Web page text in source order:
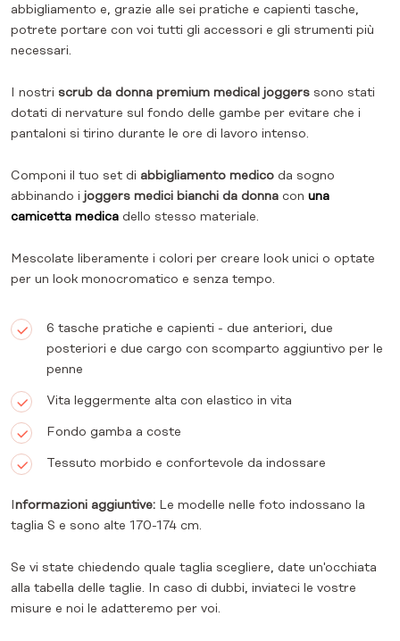
abbigliamento e, grazie alle sei pratiche e capienti tasche,
potrete portare con voi tutti gli accessori e gli strumenti più
necessari.
I nostri scrub da donna premium medical joggers sono stati
dotati di nervature sul fondo delle gambe per evitare che i
pantaloni si tirino durante le ore di lavoro intenso.
Componi il tuo set di abbigliamento medico da sogno
abbinando i joggers medici bianchi da donna con una
camicetta medica dello stesso materiale.
Mescolate liberamente i colori per creare look unici o optate
per un look monocromatico e senza tempo.
6 tasche pratiche e capienti - due anteriori, due
posteriori e due cargo con scomparto aggiuntivo per le
penne
Vita leggermente alta con elastico in vita
Fondo gamba a coste
Tessuto morbido e confortevole da indossare
nformazioni aggiuntive: Le modelle nelle foto indossano la
taglia S e sono alte 170-174 cm.
Se vi state chiedendo quale taglia scegliere, date un'occhiata
alla tabella delle taglie. In caso di dubbi, inviateci le vostre
misure e noi le adatteremo per voi.